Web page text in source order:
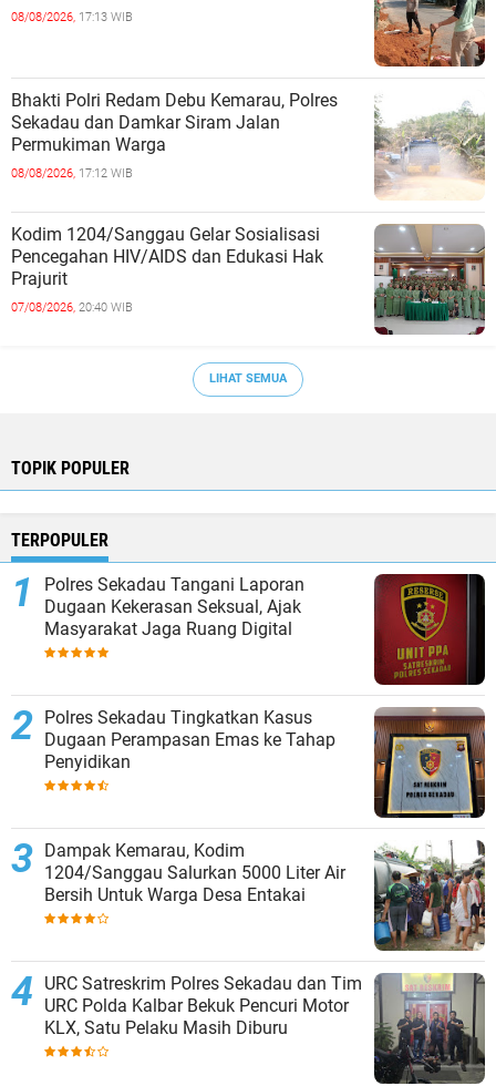
08/08/2026, 17:13 WIB
Bhakti Polri Redam Debu Kemarau, Polres
Sekadau dan Damkar Siram Jalan
Permukiman Warga
08/08/2026, 17:12 WIB
Kodim 1204/Sanggau Gelar Sosialisasi
Pencegahan HIV/AIDS dan Edukasi Hak
Prajurit
07/08/2026, 20:40 WIB
LIHAT SEMUA
TOPIK POPULER
TERPOPULER
Polres Sekadau Tangani Laporan
Dugaan Kekerasan Seksual, Ajak
Masyarakat Jaga Ruang Digital
Polres Sekadau Tingkatkan Kasus
Dugaan Perampasan Emas ke Tahap
Penyidikan
Dampak Kemarau, Kodim
1204/Sanggau Salurkan 5000 Liter Air
Bersih Untuk Warga Desa Entakai
URC Satreskrim Polres Sekadau dan Tim
URC Polda Kalbar Bekuk Pencuri Motor
KLX, Satu Pelaku Masih Diburu